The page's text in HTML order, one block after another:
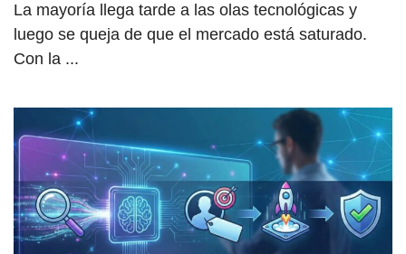
La mayoría llega tarde a las olas tecnológicas y
luego se queja de que el mercado está saturado.
Con la ...